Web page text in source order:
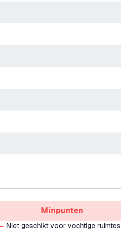
Minpunten
Niet geschikt voor vochtige ruimtes